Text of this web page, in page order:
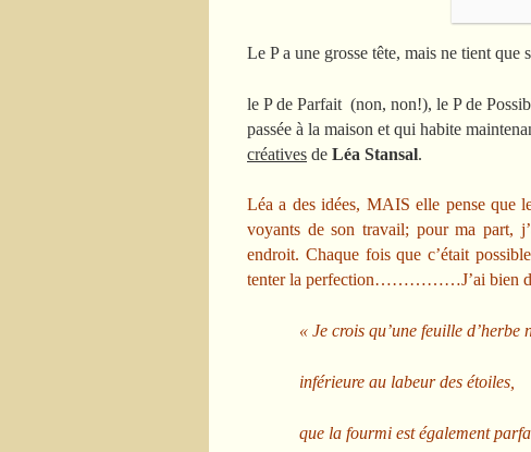
Le P a une grosse tête, mais ne tient
le P de Parfait (non, non!), le P de
passée à la maison et qui habite
créatives de Léa Stansal.
Léa a des idées, MAIS elle pense que
voyants de son travail; pour ma part,
endroit. Chaque fois que c’était
tenter la perfection……………J’ai bien dit
« Je crois qu’une feuille d’herbe
inférieure au labeur des étoiles,
que la fourmi est également